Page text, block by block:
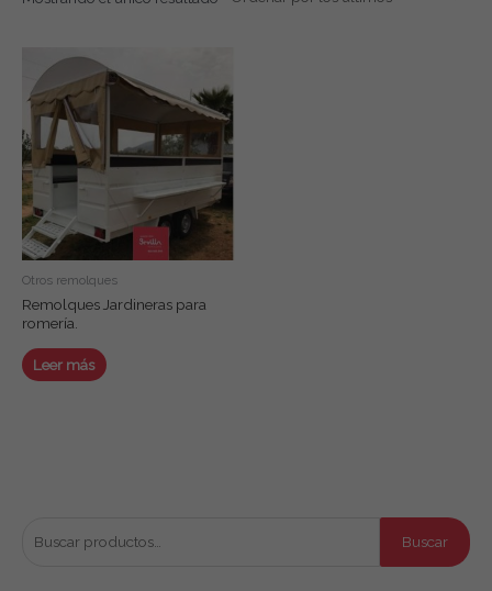
Buscar
Otros remolques
Remolques Jardineras para
romería.
Leer más